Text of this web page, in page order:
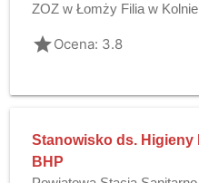
ZOZ w Łomży Filia w Kolnie
gradeOcena: 3.8
Stanowisko ds. Higieny
BHP